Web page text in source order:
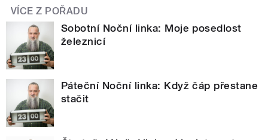
VÍCE Z POŘADU
Sobotní Noční linka: Moje posedlost
železnicí
Páteční Noční linka: Když čáp přestane
stačit